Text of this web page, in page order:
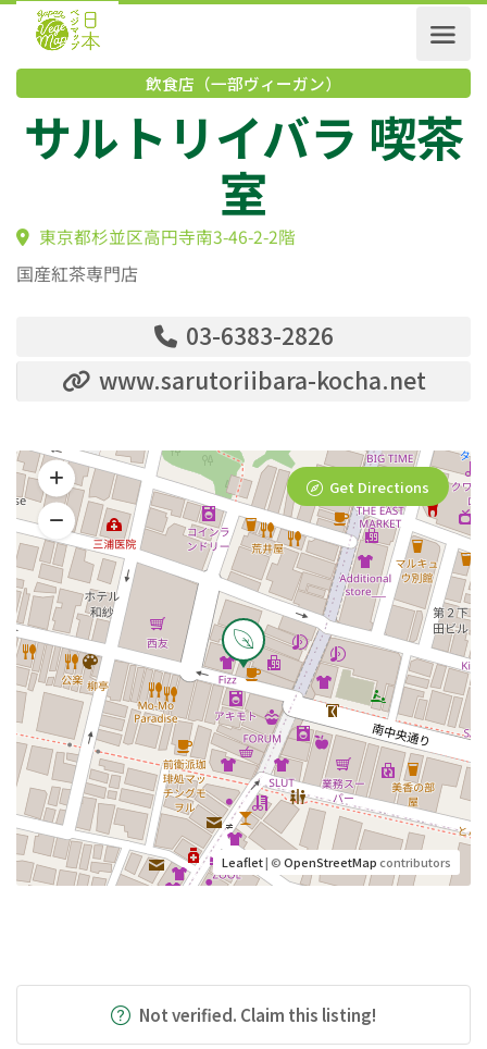
飲食店（一部ヴィーガン）
サルトリイバラ 喫
室
国産紅茶専門店
03-6383-2826
www.sarutoriibara-kocha.net
Leaflet| ©OpenStreetMapcontributors
Get Directions
Not verified. Claim this listing!